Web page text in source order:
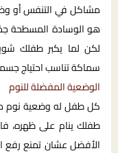
مشاكل في التنفس أو
هو الوسادة المسطحة
لكن لما يكبر طفلك
سماكة تناسب احتياج
الوضعية المفضلة للنوم
كل طفل له وضعية نوم
طفلك ينام على ظهره،
الأفضل عشان تمنع رفع